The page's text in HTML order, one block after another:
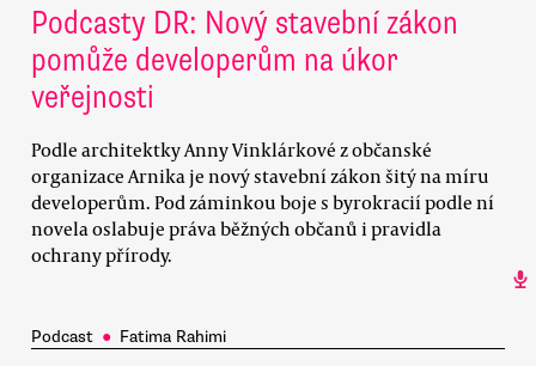
Podcasty DR: Nový stavební zákon
pomůže developerům na úkor
veřejnosti
Podle architektky Anny Vinklárkové z občanské
organizace Arnika je nový stavební zákon šitý na míru
developerům. Pod záminkou boje s byrokracií podle ní
novela oslabuje práva běžných občanů i pravidla
ochrany přírody.
Podcast ● Fatima Rahimi